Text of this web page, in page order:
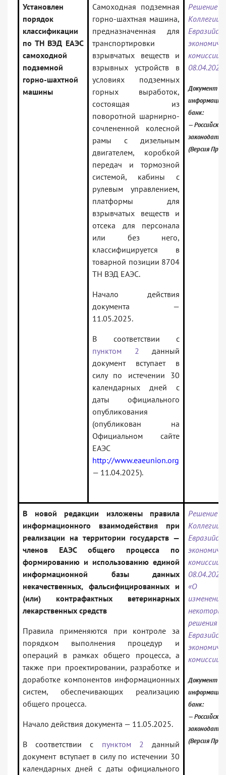
Установлен
порядок
классификации
по ТН ВЭД ЕАЭС
самоходной
подземной
горно-шахтной
машины
Самоходная подземная
горно-шахтная машина,
предназначенная для
транспортировки
взрывчатых веществ и
взрывных устройств в
условиях подземных
горных выработок,
состоящая из
поворотной шарнирно-
сочлененной колесной
рамы с дизельным
двигателем, коробкой
передач и тормозной
системой, кабины с
рулевым управлением,
платформы для
взрывчатых веществ и
отсека для персонала
или без него,
классифицируется в
товарной позиции 8704
ТН ВЭД ЕАЭС.
Начало действия
документа —
11.05.2025.
В соответствии с
пунктом 2 данный
документ вступает в
силу по истечении 30
календарных дней с
даты официального
опубликования
(опубликован на
Официальном сайте
ЕАЭС
http://www.eaeunion.org
— 11.04.2025).
Решение
Коллегии
Документ
банк:
— Российское
(Версия
В новой редакции изложены правила
информационного взаимодействия при
реализации на территории государств —
членов ЕАЭС общего процесса по
формированию и использованию единой
информационной базы данных
некачественных, фальсифицированных и
(или) контрафактных ветеринарных
лекарственных средств
Правила применяются при контроле за
порядком выполнения процедур и
операций в рамках общего процесса, а
также при проектировании, разработке и
доработке компонентов информационных
систем, обеспечивающих реализацию
общего процесса.
Начало действия документа — 11.05.2025.
В соответствии с пунктом 2 данный
документ вступает в силу по истечении 30
календарных дней с даты официального
Решение
Коллегии
«О
некоторые
решения
комиссии»
Документ
банк:
— Российское
(Версия